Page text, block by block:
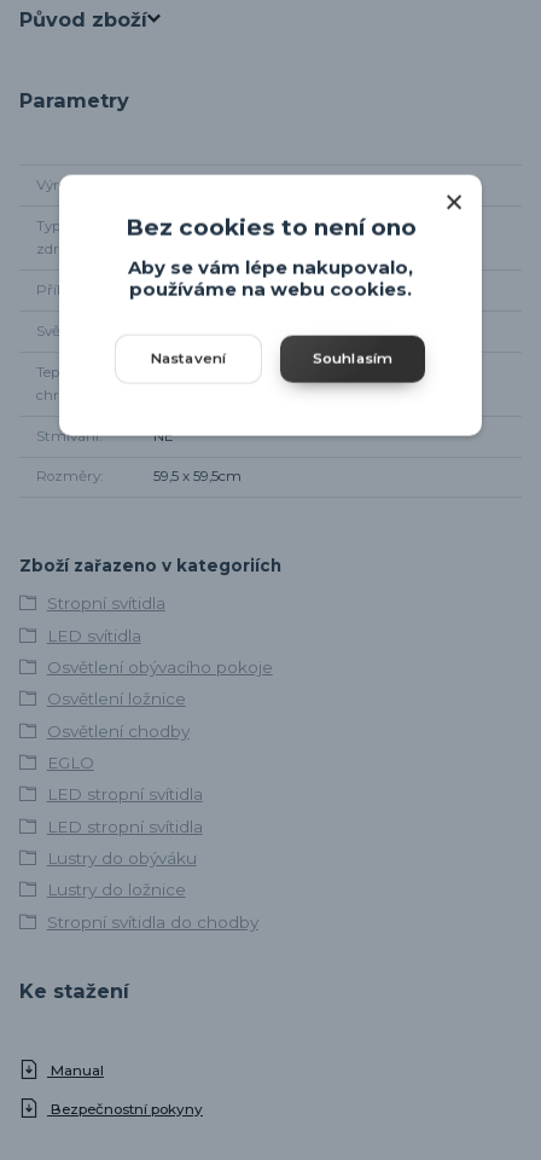
Původ zboží
Parametry
Výrobce
Typ světelného
zdroje
integrované LED
Příkon 40W
Světelný tok
Teplota
chromatičnosti
Stmívání NE
Rozměry 59,5 x 59,5cm
Zboží zařazeno v kategoriích
Stropní svítidla
LED svítidla
Osvětlení obývacího pokoje
Osvětlení ložnice
Osvětlení chodby
EGLO
LED stropní svítidla
LED stropní svítidla
Lustry do obýváku
Lustry do ložnice
Stropní svítidla do chodby
Ke stažení
Manual
Bezpečnostní pokyny
Bez cookies to není ono
Aby se vám lépe nakupovalo,
používáme na webu cookies.
Nastavení Souhlasím